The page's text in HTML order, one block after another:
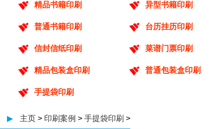
精品书籍印刷 异型书籍印刷
普通书籍印刷 台历挂历印刷
信封信纸印刷 菜谱门票印刷
精品包装盒印刷 普通包装盒印刷
手提袋印刷
▶ 主页 > 印刷案例 > 手提袋印刷 >